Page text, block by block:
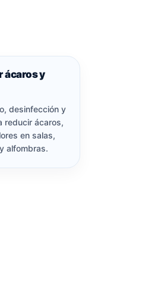
ácaros y
desinfección y
reducir ácaros,
en salas,
alfombras.